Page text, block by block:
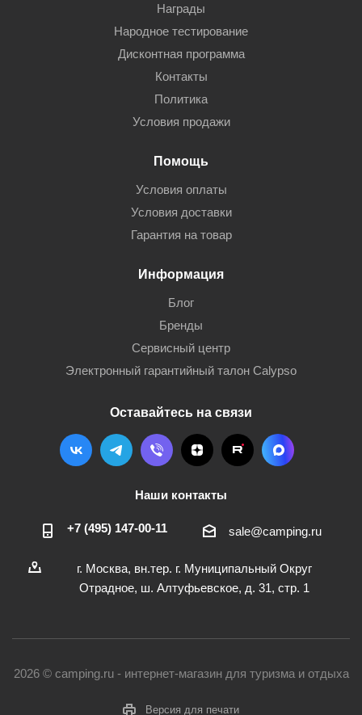
Награды
Народное тестирование
Дисконтная программа
Контакты
Политика
Условия продажи
Помощь
Условия оплаты
Условия доставки
Гарантия на товар
Информация
Блог
Бренды
Сервисный центр
Электронный гарантийный талон Calypso
Оставайтесь на связи
Наши контакты
+7 (495) 147-00-11 sale@camping.ru
г. Москва, вн.тер. г. Муниципальный Округ
Отрадное, ш. Алтуфьевское, д. 31, стр. 1
2026 © camping.ru - интернет-магазин для туризма и отдыха
Версия для печати